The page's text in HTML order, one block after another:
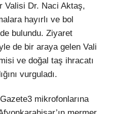
Valisi Dr. Naci Aktaş,
hayırlı ve bol
bulundu. Ziyaret
de bir araya gelen Vali
ve doğal taş ihracatı
vurguladı.
mikrofonlarına